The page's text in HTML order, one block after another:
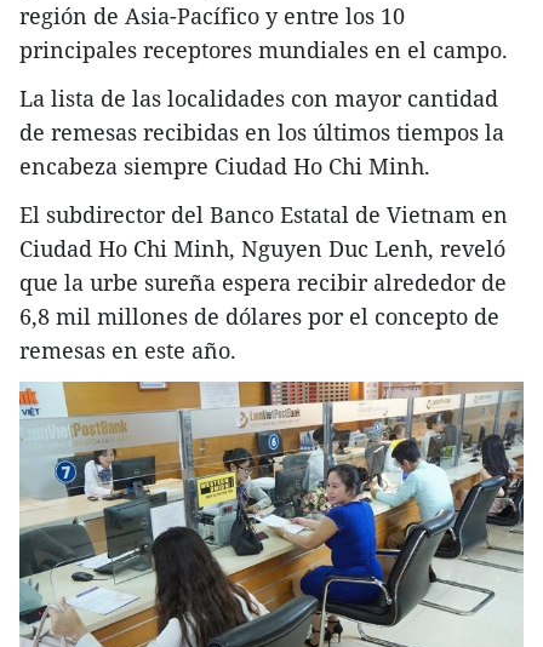
región de Asia-Pacífico y entre los 10
principales receptores mundiales en el campo.
La lista de las localidades con mayor cantidad
de remesas recibidas en los últimos tiempos la
encabeza siempre Ciudad Ho Chi Minh.
El subdirector del Banco Estatal de Vietnam en
Ciudad Ho Chi Minh, Nguyen Duc Lenh, reveló
que la urbe sureña espera recibir alrededor de
6,8 mil millones de dólares por el concepto de
remesas en este año.